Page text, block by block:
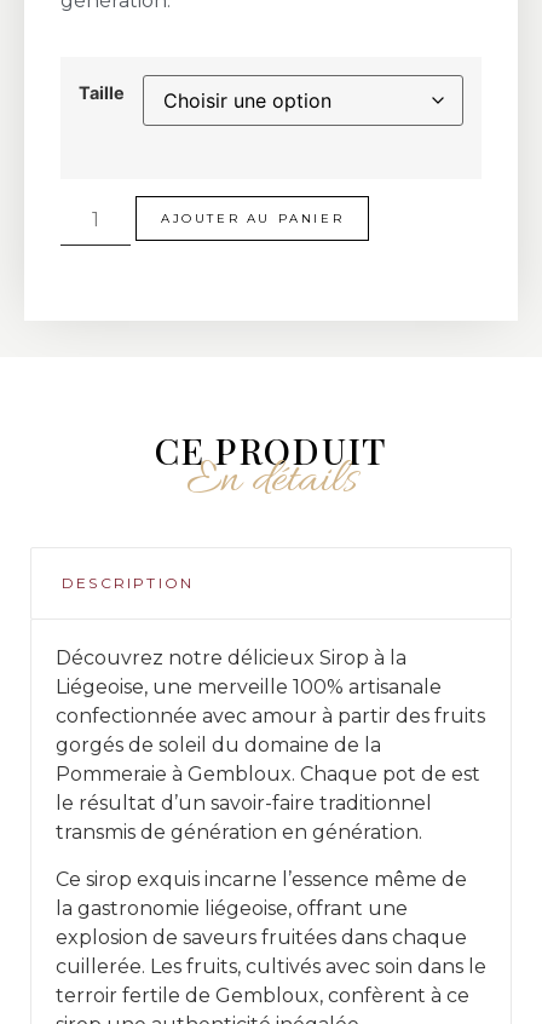
Taille
AJOUTER AU PANIER
CE PRODUIT
En détails
DESCRIPTION
Découvrez notre délicieux Sirop à la
Liégeoise, une merveille 100% artisanale
confectionnée avec amour à partir des fruits
gorgés de soleil du domaine de la
Pommeraie à Gembloux. Chaque pot de est
le résultat d’un savoir-faire traditionnel
transmis de génération en génération.
Ce sirop exquis incarne l’essence même de
la gastronomie liégeoise, offrant une
explosion de saveurs fruitées dans chaque
cuillerée. Les fruits, cultivés avec soin dans le
terroir fertile de Gembloux, confèrent à ce